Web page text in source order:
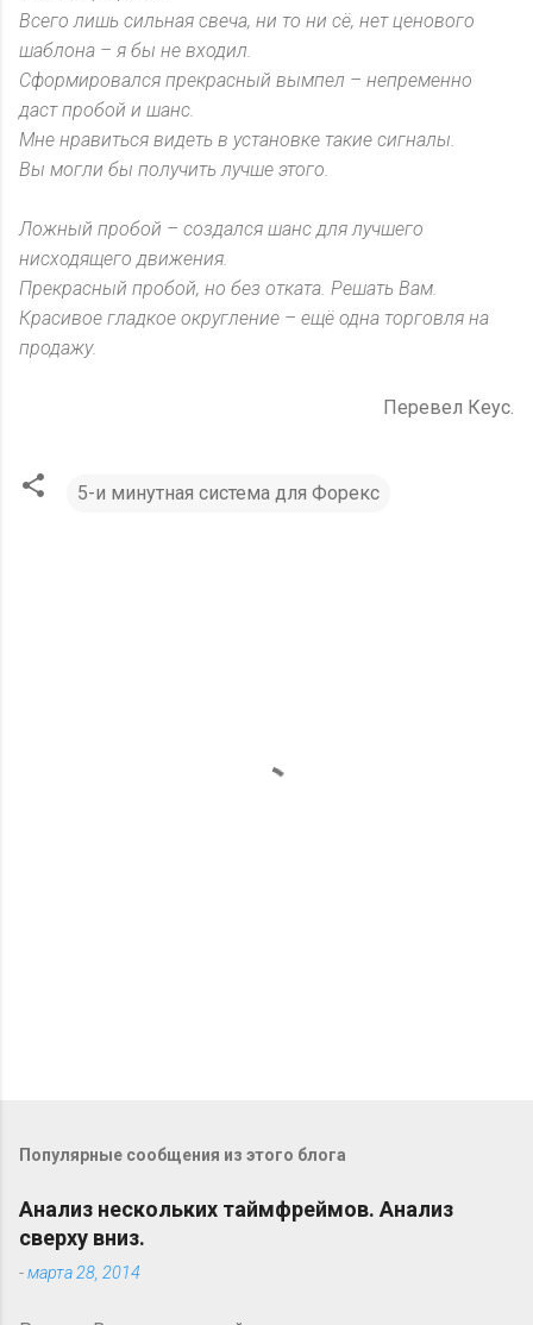
Всего лишь сильная свеча, ни то ни сё, нет ценового
шаблона – я бы не входил.
Сформировался прекрасный вымпел – непременно
даст пробой и шанс.
Мне нравиться видеть в установке такие сигналы.
Вы могли бы получить лучше этого.
Ложный пробой – создался шанс для лучшего
нисходящего движения.
Прекрасный пробой, но без отката. Решать Вам.
Красивое гладкое округление – ещё одна торговля на
продажу.
Перевел Кеус.
5-и минутная система для Форекс
Популярные сообщения из этого блога
Анализ нескольких таймфреймов. Анализ
сверху вниз.
-марта 28, 2014